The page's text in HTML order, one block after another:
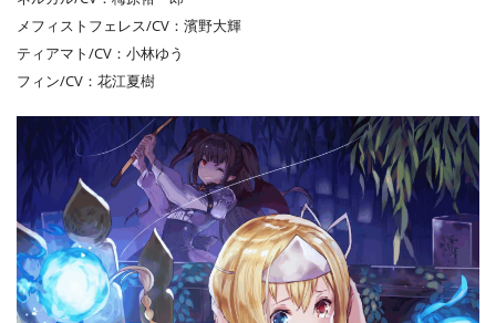
メフィストフェレス/CV：濱野大輝
ティアマト/CV：小林ゆう
フィン/CV：花江夏樹